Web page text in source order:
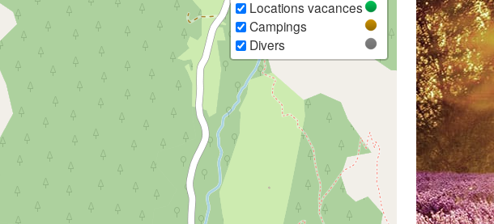
Locations vacances
Campings
Divers